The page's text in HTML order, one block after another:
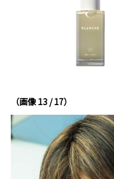
（画像 13 / 17）